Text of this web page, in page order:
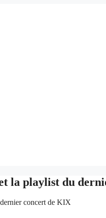
la playlist du
concert de KIX